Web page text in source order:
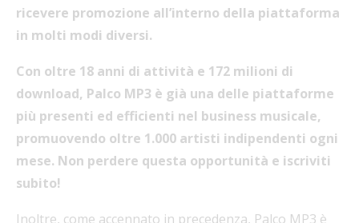
ricevere promozione all’interno della piattaforma
in molti modi diversi.
Con oltre 18 anni di attività e 172 milioni di
download, Palco MP3 è già una delle piattaforme
più presenti ed efficienti nel business musicale,
promuovendo oltre 1.000 artisti indipendenti ogni
mese. Non perdere questa opportunità e iscriviti
subito!
Inoltre, come accennato in precedenza, Palco MP3 è